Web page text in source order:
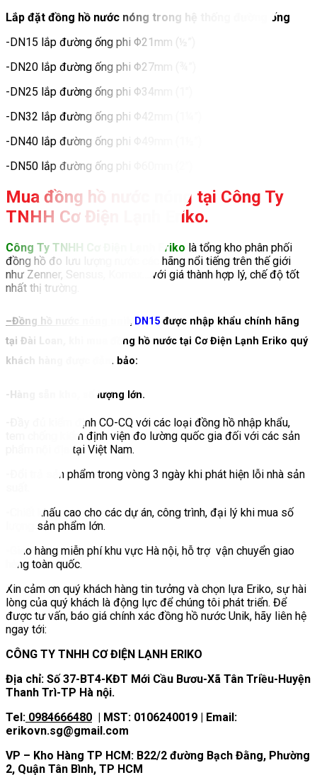
Lắp đặt đồng hồ nước nóng trong hệ thống đường ống
-DN15 lắp đường ống phi Φ21mm (½”)
-DN20 lắp đường ống phi Φ27mm (¾”)
-DN25 lắp đường ống phi Φ34mm (1″)
-DN32 lắp đường ống phi Φ42mm (1¼”)
-DN40 lắp đường ống phi Φ49mm (1½”)
-DN50 lắp đường ống phi Φ60mm (2″)
Mua đồng hồ nước nóng tại Công Ty
TNHH Cơ Điện Lạnh Eriko.
Công Ty TNHH Cơ Điện Lạnh Eriko là tổng kho phân phối
đồng hồ đo lưu lượng nước các hãng nổi tiếng trên thế giới
như Zenner, Sensus, Komax….với giá thành hợp lý, chế độ tốt
nhất thị trường.
–Đồng hồ nước nóng unik DN15 được nhập khẩu chính hãng
tại Đài Loan, khi mua đồng hồ nước tại Cơ Điện Lạnh Eriko quý
khách hàng được đảm bảo:
-Hàng sẵn kho, số lượng lớn.
-Đầy đủ kiểm định CO-CQ với các loại đồng hồ nhập khẩu,
tem chống kiểm định viện đo lường quốc gia đối với các sản
phẩm nội địa tại Việt Nam.
-Đổi trả sản phẩm trong vòng 3 ngày khi phát hiện lỗi nhà sản
-Chiết khấu cao cho các dự án, công trình, đại lý khi mua số
lượng sản phẩm lớn.
-Giao hàng miễn phí khu vực Hà nội, hỗ trợ vận chuyển giao
hàng toàn quốc.
Xin cảm ơn quý khách hàng tin tưởng và chọn lựa Eriko, sự hài
lòng của quý khách là động lực để chúng tôi phát triển. Để
được tư vấn, báo giá chính xác đồng hồ nước Unik, hãy liên hệ
ngay tới:
CÔNG TY TNHH CƠ ĐIỆN LẠNH ERIKO
Địa chỉ: Số 37-BT4-KĐT Mới Cầu Bươu-Xã Tân Triều-Huyện
Thanh Trì-TP Hà nội.
Tel: 0984666480 | MST: 0106240019 | Email:
erikovn.sg@gmail.com
VP – Kho Hàng TP HCM: B22/2 đường Bạch Đằng, Phường
2, Quận Tân Bình, TP HCM